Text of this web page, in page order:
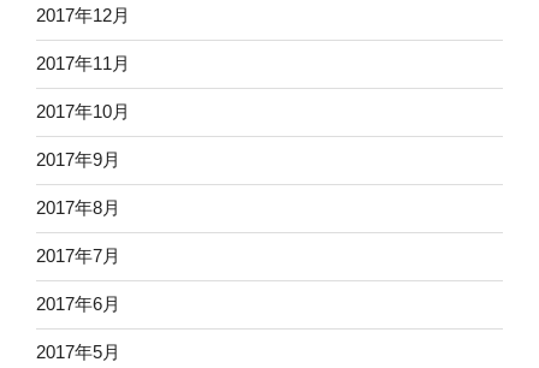
2017年12月
2017年11月
2017年10月
2017年9月
2017年8月
2017年7月
2017年6月
2017年5月